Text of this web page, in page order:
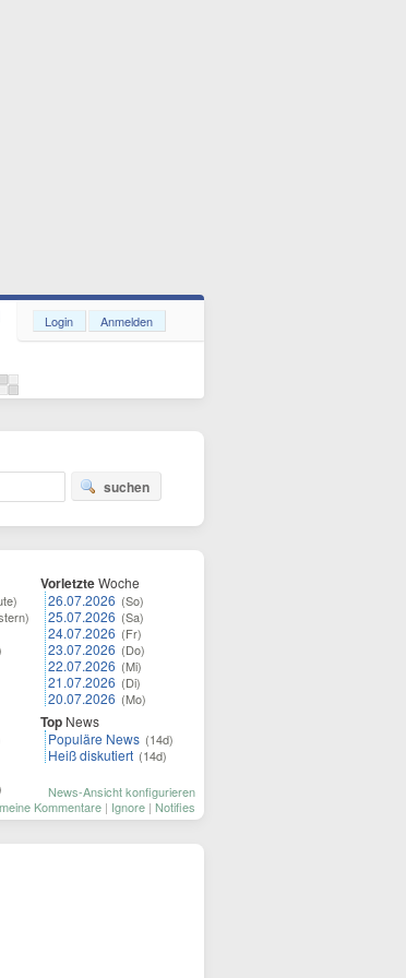
Login Anmelden
suchen
VorletzteWoche
26.07.2026 (So)
25.07.2026 (Sa)
24.07.2026 (Fr)
23.07.2026 (Do)
22.07.2026 (Mi)
21.07.2026 (Di)
20.07.2026 (Mo)
Top News
Populäre News (14d)
Heiß diskutiert (14d)
News-Ansicht konfigurieren
meine Kommentare | Ignore | Notifies